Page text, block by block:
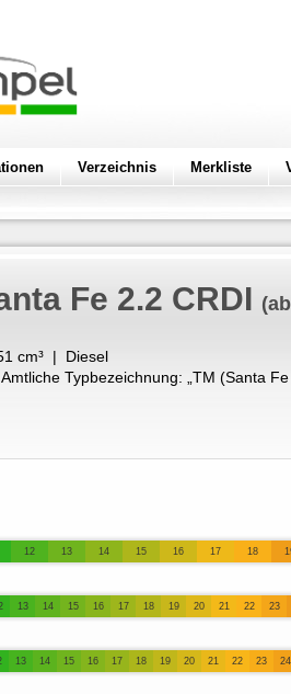
Verzeichnis Merkliste
Fe 2.2 CRDI
cm³ | Diesel
Typbezeichnung: „ TM (Santa
12 13 14 15 16 17 18
13 14 15 16 17 18 19 20 21 22 23
13 14 15 16 17 18 19 20 21 22 23 24